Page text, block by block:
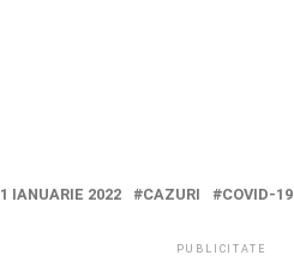
1 IANUARIE 2022 CAZURI COVID-19
PUBLICITATE